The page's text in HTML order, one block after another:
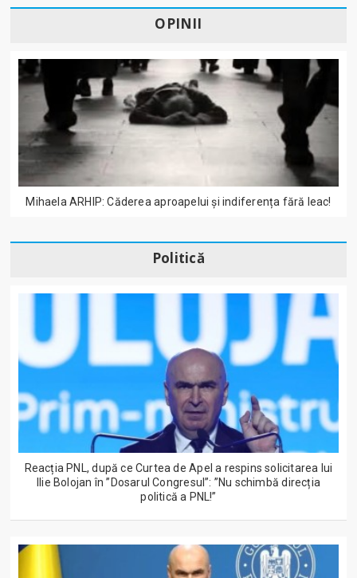
OPINII
Mihaela ARHIP: Căderea aproapelui și indiferența fără leac!
Politică
Reacția PNL, după ce Curtea de Apel a respins solicitarea lui
Ilie Bolojan în ”Dosarul Congresul”: ”Nu schimbă direcția
politică a PNL!”